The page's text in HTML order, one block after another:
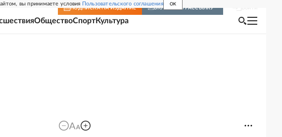
вы принимаете условия Пользовательского соглашения OK
ПОДПИСКА НА ИЗДАНИЕ ВКЛЮЧИТЬ РАССЫЛКУ
ОбществоСпортКультура